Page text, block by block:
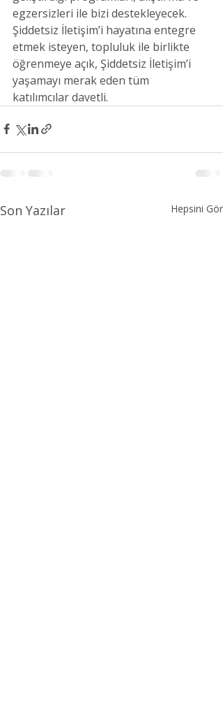
egzersizleri ile bizi destekleyecek.
Şiddetsiz İletişim’i hayatına entegre
etmek isteyen, topluluk ile birlikte
öğrenmeye açık, Şiddetsiz İletişim’i
yaşamayı merak eden tüm
katılımcılar davetli.
Son Yazılar Hepsini Gör